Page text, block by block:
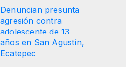
Denuncian presunta
agresión contra
adolescente de 13
años en San Agustín,
Ecatepec